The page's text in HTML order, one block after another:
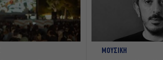
ΜΟΥΣΙΚΗ